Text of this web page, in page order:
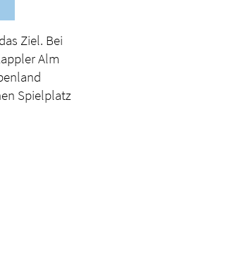
Ziel. Bei
Alm
Spielplatz